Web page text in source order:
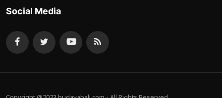
Social Media